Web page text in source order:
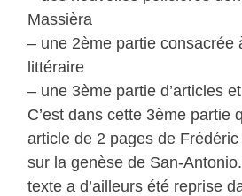
Massièra
– une 2ème partie consacrée
littéraire
– une 3ème partie d’articles
C’est dans cette 3ème partie
article de 2 pages de
sur la genèse de San-
texte a d’ailleurs été reprise